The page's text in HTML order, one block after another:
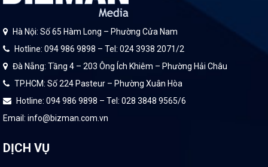
Hà Nội: Số 65 Hàm Long – Phường Cửa Nam
Hotline: 094 986 9898 – Tel: 024 3938 2071/2
Đà Nẵng: Tầng 4 – 203 Ông Ích Khiêm – Phường Hải Châu
TP.HCM: Số 224 Pasteur – Phường Xuân Hòa
Hotline: 094 986 9898 – Tel: 028 3848 9565/6
Email: info@bizman.com.vn
DỊCH VỤ